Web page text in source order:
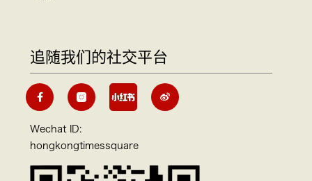
追随我们的社交平台
Wechat ID:
hongkongtimessquare